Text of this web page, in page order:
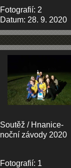
Fotografií: 2
Datum: 28. 9. 2020
Soutěž / Hnanice-
noční závody 2020
Fotografií: 1